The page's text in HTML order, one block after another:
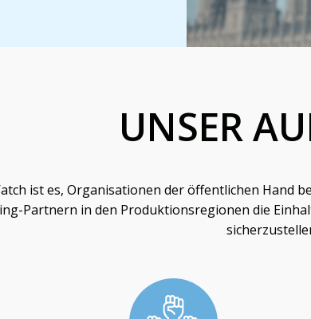
UNSER
ist es, Organisationen der öffentlichen
Partnern in den Produktionsregionen die